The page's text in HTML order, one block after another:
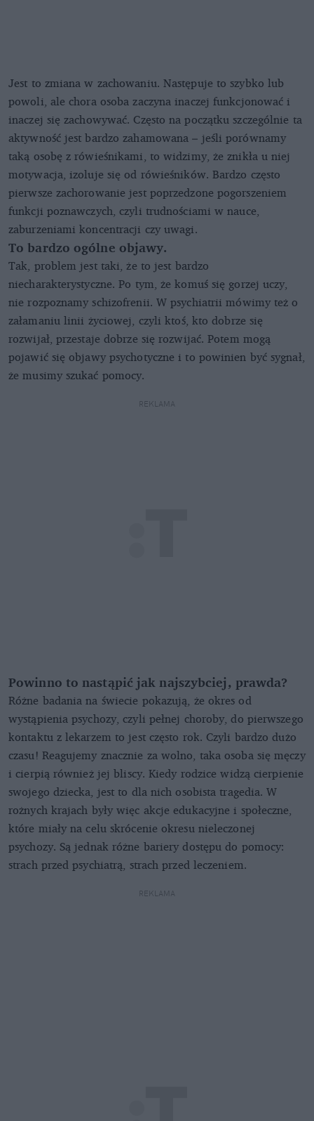
Jest to zmiana w zachowaniu. Następuje to szybko lub
powoli, ale chora osoba zaczyna inaczej funkcjonować i
inaczej się zachowywać. Często na początku szczególnie ta
aktywność jest bardzo zahamowana – jeśli porównamy
taką osobę z rówieśnikami, to widzimy, że znikła u niej
motywacja, izoluje się od rówieśników. Bardzo często
pierwsze zachorowanie jest poprzedzone pogorszeniem
funkcji poznawczych, czyli trudnościami w nauce,
zaburzeniami koncentracji czy uwagi.
To bardzo ogólne objawy.
Tak, problem jest taki, że to jest bardzo
niecharakterystyczne. Po tym, że komuś się gorzej uczy,
nie rozpoznamy schizofrenii. W psychiatrii mówimy też o
załamaniu linii życiowej, czyli ktoś, kto dobrze się
rozwijał, przestaje dobrze się rozwijać. Potem mogą
pojawić się objawy psychotyczne i to powinien być sygnał,
że musimy szukać pomocy.
REKLAMA
Powinno to nastąpić jak najszybciej, prawda?
Różne badania na świecie pokazują, że okres od
wystąpienia psychozy, czyli pełnej choroby, do pierwszego
kontaktu z lekarzem to jest często rok. Czyli bardzo dużo
czasu! Reagujemy znacznie za wolno, taka osoba się męczy
i cierpią również jej bliscy. Kiedy rodzice widzą cierpienie
swojego dziecka, jest to dla nich osobista tragedia. W
rożnych krajach były więc akcje edukacyjne i społeczne,
które miały na celu skrócenie okresu nieleczonej
psychozy. Są jednak różne bariery dostępu do pomocy:
strach przed psychiatrą, strach przed leczeniem.
REKLAMA